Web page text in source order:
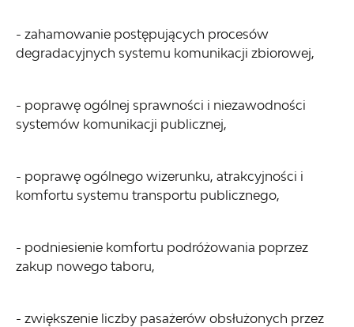
- zahamowanie postępujących procesów
degradacyjnych systemu komunikacji zbiorowej,
- poprawę ogólnej sprawności i niezawodności
systemów komunikacji publicznej,
- poprawę ogólnego wizerunku, atrakcyjności i
komfortu systemu transportu publicznego,
- podniesienie komfortu podróżowania poprzez
zakup nowego taboru,
- zwiększenie liczby pasażerów obsłużonych przez